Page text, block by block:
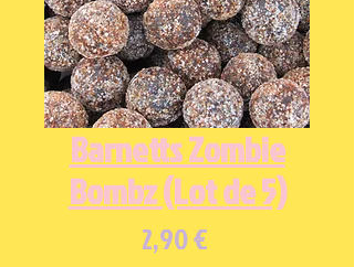
Barnetts Zombie
Bombz (Lot de 5)
2,90 €Prix